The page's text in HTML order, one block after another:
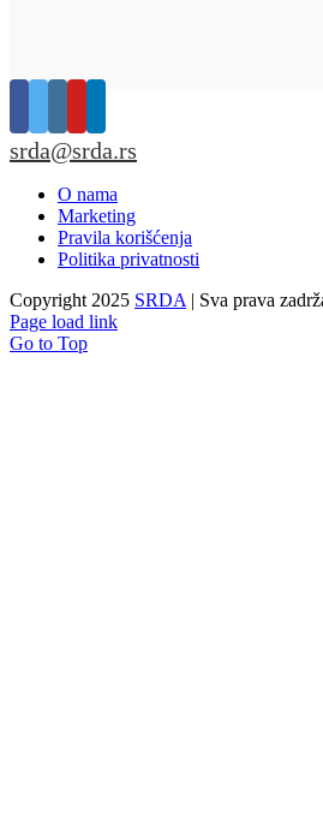
srda@srda.rs
O nama
Marketing
Pravila korišćenja
Politika privatnosti
Copyright 2025 SRDA | Sva prava
Page load link
Go to Top